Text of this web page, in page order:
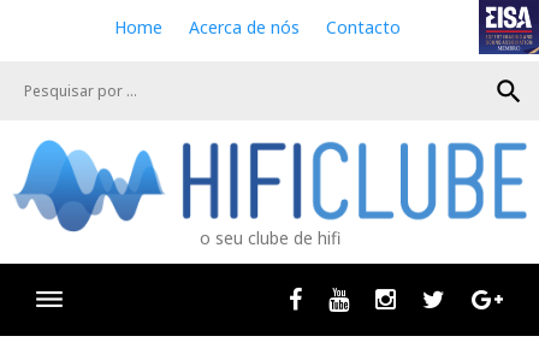
e
Home Acerca de nós Contacto
search
o seu clube de hifi
Facebook
Youtube InstagramTwitter